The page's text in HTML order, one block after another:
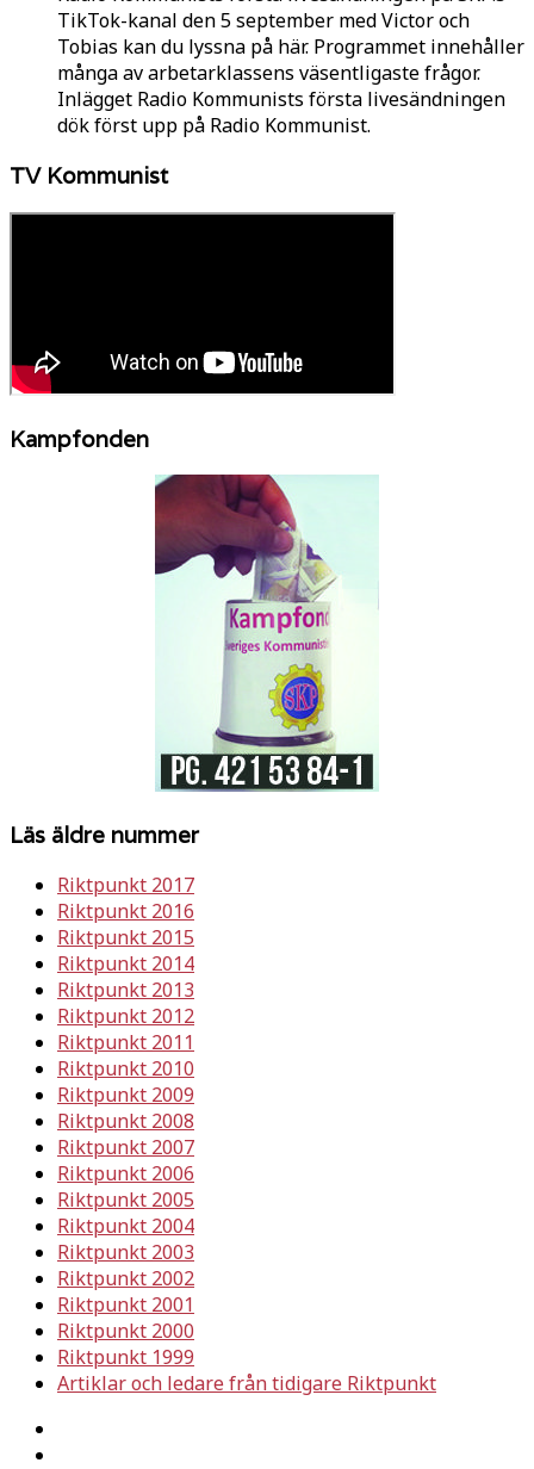
TikTok-kanal den 5 september med Victor och
Tobias kan du lyssna på här. Programmet innehåller
många av arbetarklassens väsentligaste frågor.
Inlägget Radio Kommunists första livesändningen
dök först upp på Radio Kommunist.
TV Kommunist
Kampfonden
Läs äldre nummer
Riktpunkt 2017
Riktpunkt 2016
Riktpunkt 2015
Riktpunkt 2014
Riktpunkt 2013
Riktpunkt 2012
Riktpunkt 2011
Riktpunkt 2010
Riktpunkt 2009
Riktpunkt 2008
Riktpunkt 2007
Riktpunkt 2006
Riktpunkt 2005
Riktpunkt 2004
Riktpunkt 2003
Riktpunkt 2002
Riktpunkt 2001
Riktpunkt 2000
Riktpunkt 1999
Artiklar och ledare från tidigare Riktpunkt